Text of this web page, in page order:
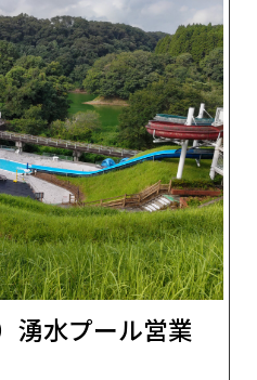
湧水プール営業